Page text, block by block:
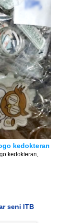
kedokteran
kedokteran,
seni ITB